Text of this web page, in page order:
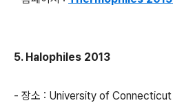
5. Halophiles 2013
- 장소 : University of Connecticut